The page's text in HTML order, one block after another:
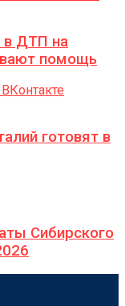
в ДТП на
помощь
готовят в
Сибирского